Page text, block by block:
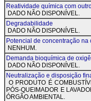
Reatividade química com
DADO NÃO DISPONÍVEL.
Degradabilidade
DADO NÃO DISPONÍVEL.
Potencial de concentração
NENHUM.
Demanda bioquímica de
DADO NÃO DISPONÍVEL.
Neutralização e disposição
O PRODUTO É
PÓS-QUEIMADOR E
ÓRGÃO AMBIENTAL.